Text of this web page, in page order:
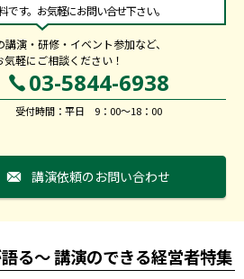
です。お気軽にお問い合せ下さい。
演・研修・イベント参加など、
気軽にご相談ください！
03-5844-6938
受付時間：平日 9：00～18：00
講演依頼のお問い合わせ
る～ 講演のできる経営者特集